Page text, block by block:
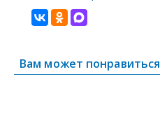
Вам может понравиться